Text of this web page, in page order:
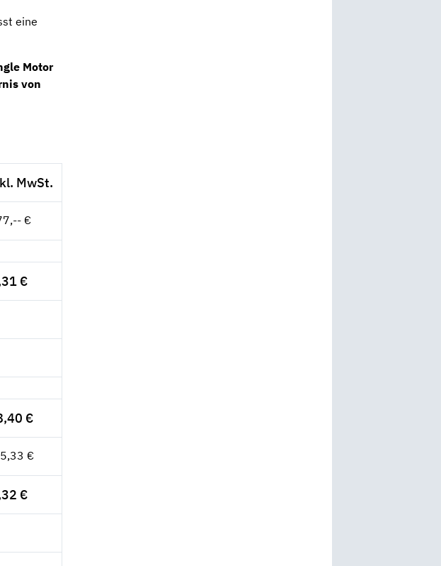
eine
Motor
von
MwSt.
€
€
€
€
€